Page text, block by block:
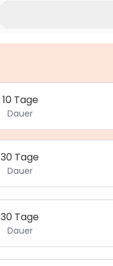
10 Tage
Dauer
30 Tage
Dauer
30 Tage
Dauer